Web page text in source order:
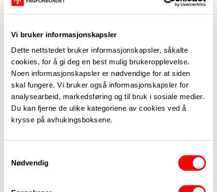
Vi bruker informasjonskapsler
Dette nettstedet bruker informasjonskapsler, såkalte
cookies, for å gi deg en best mulig brukeropplevelse.
Noen informasjonskapsler er nødvendige for at siden
skal fungere. Vi bruker også informasjonskapsler for
analysearbeid, markedsføring og til bruk i sosiale medier.
Du kan fjerne de ulike kategoriene av cookies ved å
krysse på avhukingsboksene.
Nødvendig
Sist oppdatert: 19. jan. 2021
Fagforbundet Finnmark møter noen av de som er i
streik ved Finnmarkskollektivet i Alta til en kopp
kaffe og en samtale. En hyggelig samtale der vi
kommer inn på mange forskjellige tema. Alt fra
arbeidstid og lønn til det å være ansatt i en bedrift
som hvert 4. år går på anbudsrunde. De streiker for
Samtalen dreier seg også om trivsel på
skaper de som er på jobb, men rekrutering handler